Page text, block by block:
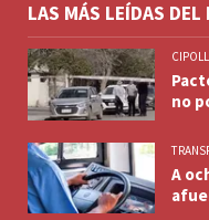
LAS MÁS LEÍDAS DEL
no
A